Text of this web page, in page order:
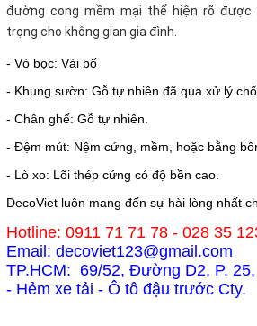
đường cong mềm mại thể hiện rõ được
trọng cho không gian gia đình.
- Vỏ bọc: Vải bố
- Khung sườn: Gỗ tự nhiên đã qua xử lý
- Chân ghế: Gỗ tự nhiên.
- Đệm mút: Nệm cứng, mềm, hoặc bằng
- Lò xo: Lõi thép cứng có độ bền cao.
DecoViet luôn mang đến sự hài lòng nhất
Hotline: 0911 71 71 78 - 028 35
Email: decoviet123@gmail.com
TP.HCM: 69/52, Đường D2, P.
- Hẻm xe tải - Ô tô đậu trước Cty.